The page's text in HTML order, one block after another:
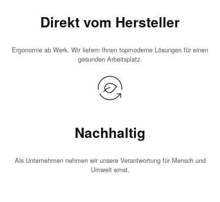
Direkt vom Hersteller
Ergonomie ab Werk. Wir liefern Ihnen topmoderne Lösungen für einen
gesunden Arbeitsplatz.
Nachhaltig
Als Unternehmen nehmen wir unsere Verantwortung für Mensch und
Umwelt ernst.